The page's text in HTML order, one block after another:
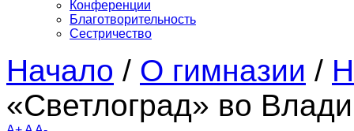
Конференции
Благотворительность
Сестричество
Начало / О гимназии /
«Светлоград» во